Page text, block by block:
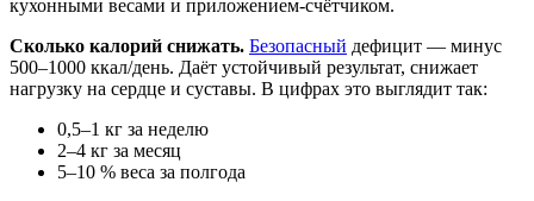
кухонными весами и приложением-счётчиком.
Сколько калорий снижать. Безопасный дефицит — минус
500–1000 ккал/день. Даёт устойчивый результат, снижает
нагрузку на сердце и суставы. В цифрах это выглядит так:
0,5–1 кг за неделю
2–4 кг за месяц
5–10 % веса за полгода